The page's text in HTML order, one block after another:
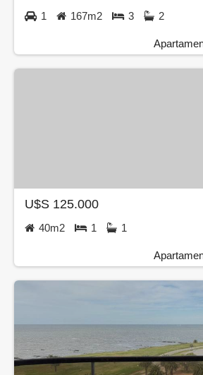
1 167m2 3 2
U$S 125.000
40m2 1 1